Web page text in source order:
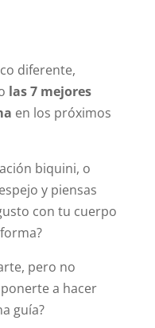
diferente,
las 7 mejores
en los próximos
biquini, o
y piensas
con tu cuerpo
pero no
a hacer
guía?